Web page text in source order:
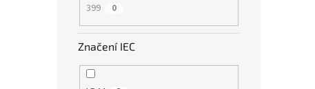
399 0
Značení IEC